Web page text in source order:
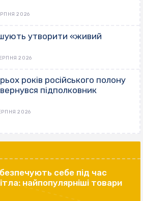
2026
утворити «живий
2026
років російського полону
підполковник
2026
себе під час
найпопулярніші товари